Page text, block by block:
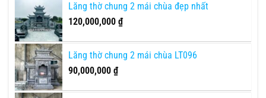
Lăng thờ chung 2 mái chùa đẹp nhất
120,000,000 ₫
Lăng thờ chung 2 mái chùa LT096
90,000,000 ₫